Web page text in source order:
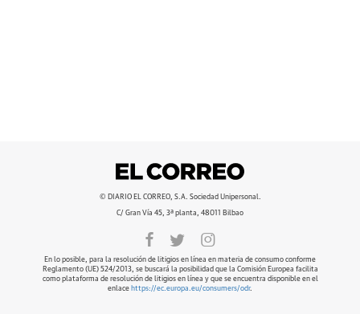
© DIARIO EL CORREO, S.A. Sociedad Unipersonal.
C/ Gran Vía 45, 3ª planta, 48011 Bilbao
En lo posible, para la resolución de litigios en línea en materia de consumo conforme
Reglamento (UE) 524/2013, se buscará la posibilidad que la Comisión Europea facilita
como plataforma de resolución de litigios en línea y que se encuentra disponible en el
enlace https://ec.europa.eu/consumers/odr.